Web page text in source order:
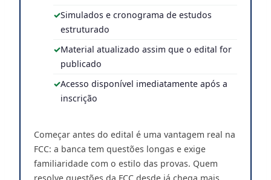
Simulados e cronograma de estudos
estruturado
Material atualizado assim que o edital for
publicado
Acesso disponível imediatamente após a
inscrição
Começar antes do edital é uma vantagem real na
FCC: a banca tem questões longas e exige
familiaridade com o estilo das provas. Quem